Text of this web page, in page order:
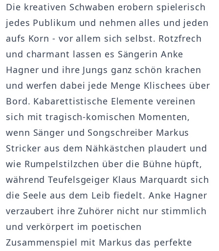
Die kreativen Schwaben erobern spielerisch
jedes Publikum und nehmen alles und jeden
aufs Korn - vor allem sich selbst. Rotzfrech
und charmant lassen es Sängerin Anke
Hagner und ihre Jungs ganz schön krachen
und werfen dabei jede Menge Klischees über
Bord. Kabarettistische Elemente vereinen
sich mit tragisch-komischen Momenten,
wenn Sänger und Songschreiber Markus
Stricker aus dem Nähkästchen plaudert und
wie Rumpelstilzchen über die Bühne hüpft,
während Teufelsgeiger Klaus Marquardt sich
die Seele aus dem Leib fiedelt. Anke Hagner
verzaubert ihre Zuhörer nicht nur stimmlich
und verkörpert im poetischen
Zusammenspiel mit Markus das perfekte